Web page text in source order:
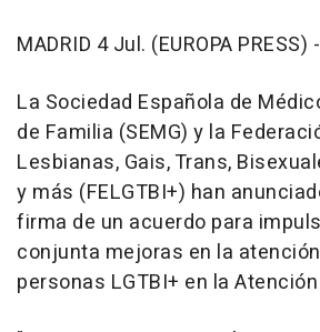
MADRID 4 Jul. (EUROPA PRESS) -
La Sociedad Española de
de Familia (SEMG) y la
Lesbianas, Gais, Trans,
y más (FELGTBI+) han
firma de un acuerdo para
conjunta mejoras en la
personas LGTBI+ en la